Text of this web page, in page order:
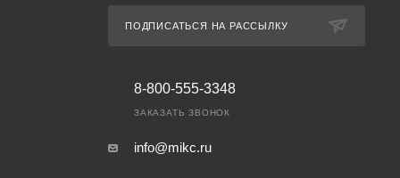
ПОДПИСАТЬСЯ НА РАССЫЛКУ
8-800-555-3348
ЗАКАЗАТЬ ЗВОНОК
info@mikc.ru